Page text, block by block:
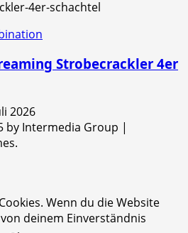
Strobecrackler 4er
2026
by Intermedia Group |
Wenn du die Website
deinem Einverständnis